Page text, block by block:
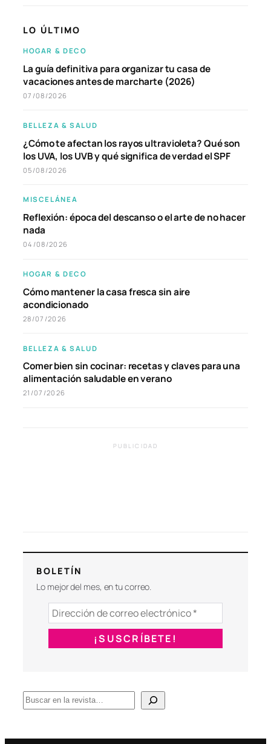
LO ÚLTIMO
HOGAR & DECO
La guía definitiva para organizar tu casa de
vacaciones antes de marcharte (2026)
07/08/2026
BELLEZA & SALUD
¿Cómo te afectan los rayos ultravioleta? Qué son
los UVA, los UVB y qué significa de verdad el SPF
05/08/2026
MISCELÁNEA
Reflexión: época del descanso o el arte de no hacer
nada
04/08/2026
HOGAR & DECO
Cómo mantener la casa fresca sin aire
acondicionado
28/07/2026
BELLEZA & SALUD
Comer bien sin cocinar: recetas y claves para una
alimentación saludable en verano
21/07/2026
PUBLICIDAD
BOLETÍN
Lo mejor del mes, en tu correo.
B
u
c